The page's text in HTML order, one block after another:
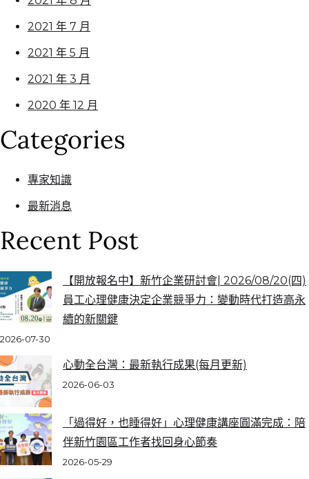
2021 年 7 月
2021 年 5 月
2021 年 3 月
2020 年 12 月
Categories
專家知識
最新消息
Recent Post
【開放報名中】新竹企業研討會| 2026/08/20(四)
員工心理健康決定企業競爭力：變動時代打造高永
續的新關鍵
2026-07-30
心動全台灣：最新執行成果(每月更新)
2026-06-03
「過得好，也睡得好」心理健康講座圓滿完成：陪
伴新竹園區工作者找回身心節奏
2026-05-29